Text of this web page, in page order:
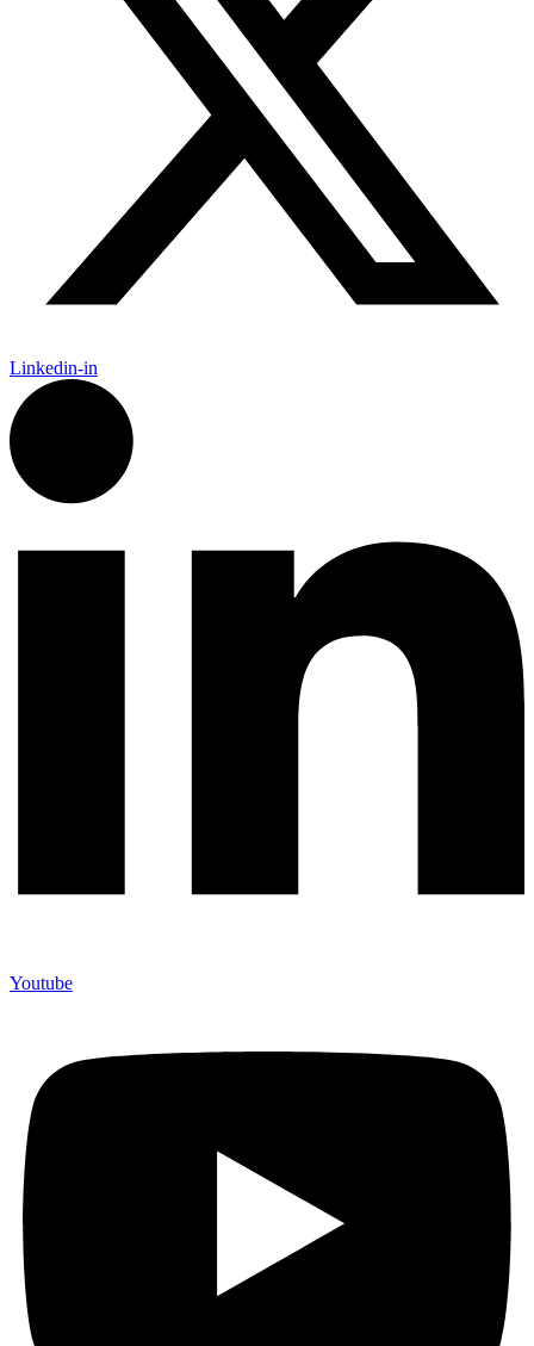
Linkedin-in
Youtube